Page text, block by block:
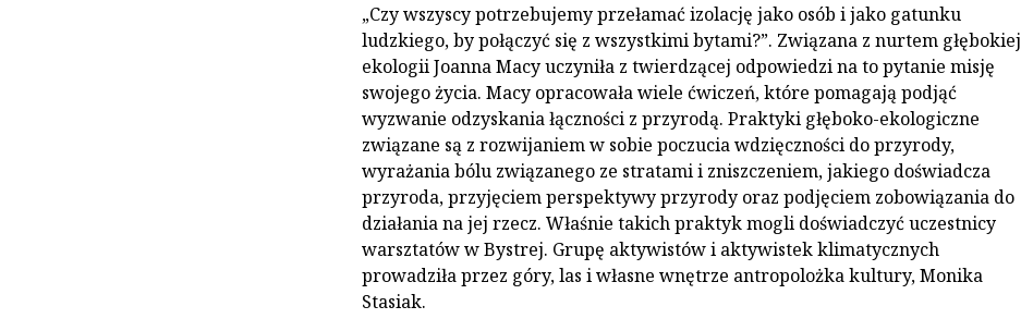
„Czy wszyscy potrzebujemy przełamać izolację jako osób i jako gatunku
ludzkiego, by połączyć się z wszystkimi bytami?”. Związana z nurtem głębokiej
ekologii Joanna Macy uczyniła z twierdzącej odpowiedzi na to pytanie misję
swojego życia. Macy opracowała wiele ćwiczeń, które pomagają podjąć
wyzwanie odzyskania łączności z przyrodą. Praktyki głęboko-ekologiczne
związane są z rozwijaniem w sobie poczucia wdzięczności do przyrody,
wyrażania bólu związanego ze stratami i zniszczeniem, jakiego doświadcza
przyroda, przyjęciem perspektywy przyrody oraz podjęciem zobowiązania do
działania na jej rzecz. Właśnie takich praktyk mogli doświadczyć uczestnicy
warsztatów w Bystrej. Grupę aktywistów i aktywistek klimatycznych
prowadziła przez góry, las i własne wnętrze antropolożka kultury, Monika
Stasiak.